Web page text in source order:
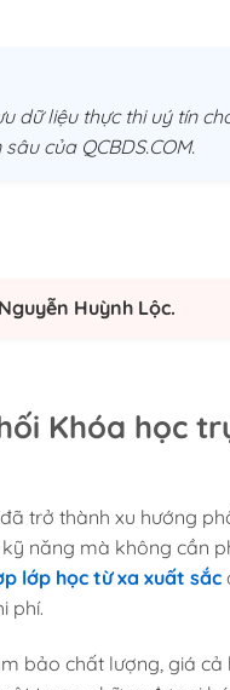
dữ liệu thực thi uý tín
của QCBDS.COM.
Huỳnh Lộc.
Khóa học
đã trở thành xu hướng
năng mà không cần
lớp học từ xa xuất sắc
phí.
bảo chất lượng, giá